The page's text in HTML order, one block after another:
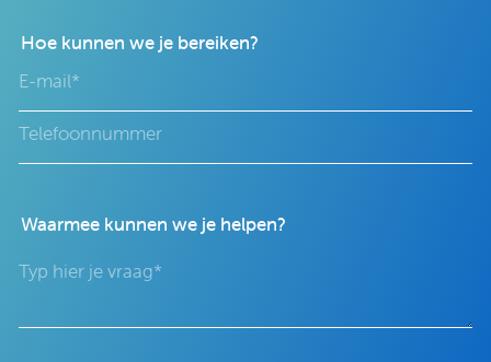
Hoe kunnen we je bereiken?
Waarmee kunnen we je helpen?